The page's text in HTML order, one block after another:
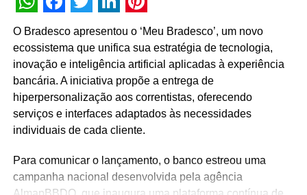
experiências em Tarifópolis, Gerentechatópolis e
com o seu depoimento, o Sr. Vigésimo Millones relata o
momento em que tomou conhecimento da nova nação e
destaca sua surpresa ao encontrar “uma nação
reinventada, sem fronteiras, sem idioma oficial, unida
pela bandeira de acabar com burocracias e tarifas
abusivas”.
liberdade e a instituição do Dia do Roxo neste 20 de
janeiro. E o personagem fictício conclui o seu
WhatsApp
Facebook
Twitter
LinkedIn
Pinterest
O Bradesco apresentou o ‘Meu Bradesco’, um novo
ecossistema que unifica sua estratégia de tecnologia,
inovação e inteligência artificial aplicadas à experiência
bancária. A iniciativa propõe a entrega de
hiperpersonalização aos correntistas, oferecendo
serviços e interfaces adaptados às necessidades
individuais de cada cliente.
Para comunicar o lançamento, o banco estreou uma
campanha nacional desenvolvida pela agência